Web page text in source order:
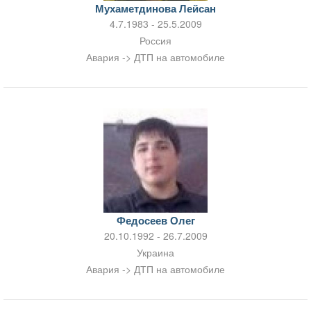
Мухаметдинова Лейсан
4.7.1983 - 25.5.2009
Россия
Авария -> ДТП на автомобиле
Федосеев Олег
20.10.1992 - 26.7.2009
Украина
Авария -> ДТП на автомобиле